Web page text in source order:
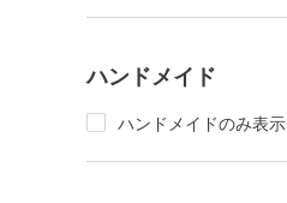
ハンドメイド
ハンドメイドのみ表示